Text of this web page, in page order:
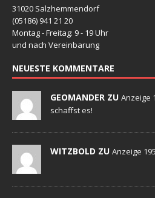
31020 Salzhemmendorf
(05186) 941 21 20
Montag - Freitag: 9 - 19 Uhr
und nach Vereinbarung
NEUESTE KOMMENTARE
GEOMANDER ZU Anzeige
schaffst es!
WITZBOLD ZU Anzeige